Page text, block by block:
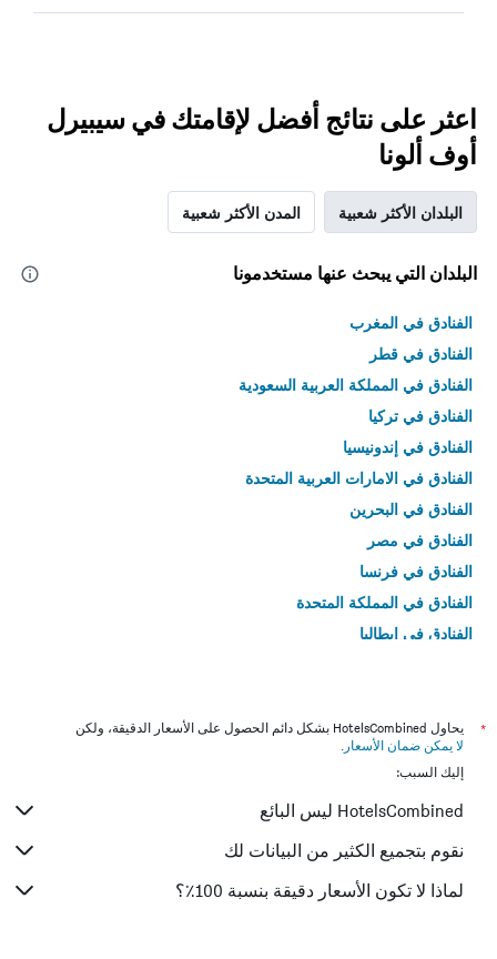
اعثر على نتائج أفضل لإقامتك في سيبيرل
أوف ألونا
البلدان الأكثر شعبية المدن الأكثر شعبية
البلدان التي يبحث عنها مستخدمونا
الفنادق في المغرب
الفنادق في قطر
الفنادق في المملكة العربية السعودية
الفنادق في تركيا
الفنادق في إندونيسيا
الفنادق في الامارات العربية المتحدة
الفنادق في البحرين
الفنادق في مصر
الفنادق في فرنسا
الفنادق في المملكة المتحدة
الفنادق في إيطاليا
*
يحاول HotelsCombined بشكل دائم الحصول على الأسعار الدقيقة، ولكن
لا يمكن ضمان الأسعار .
إليك السبب:
HotelsCombined ليس البائع
نقوم بتجميع الكثير من البيانات لك
لماذا لا تكون الأسعار دقيقة بنسبة 100٪؟